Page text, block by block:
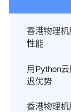
香港物理
性能
用Python
迟优势
香港物理